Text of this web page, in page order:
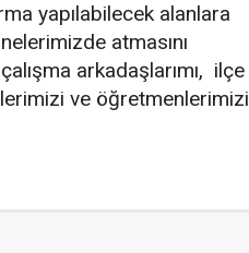
yapılabilecek alanlara
atmasını
arkadaşlarımı, ilçe
ve öğretmenlerimizi